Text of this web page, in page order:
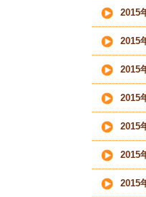
2015
2015
2015
2015
2015
2015
2015